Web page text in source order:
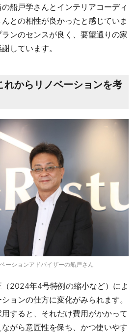
船戸学さんとインテリアコーディ
との相性が良かったと感じていま
ンのセンスが良く、要望通りの家
しています。
れからリノベーションを考
ーションアドバイザーの船戸さん
2024年4号特例の縮小など）によ
ョンの仕方に変化がみられます。
すると、それだけ費用がかかって
がら意匠性を保ち、かつ使いやす